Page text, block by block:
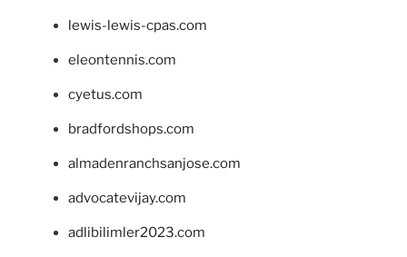
lewis-lewis-cpas.com
eleontennis.com
cyetus.com
bradfordshops.com
almadenranchsanjose.com
advocatevijay.com
adlibilimler2023.com